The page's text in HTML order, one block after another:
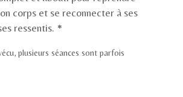
corps et se reconnecter à ses
ressentis. *
plusieurs séances sont parfois